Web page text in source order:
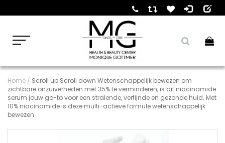
Home / Scroll up Scroll down Wetenschappelijk bewezen om
zichtbare onzuiverheden met 35% te verminderen, is dit niacinamide
serum jouw go-to voor een stralende, verfijnde en gezonde huid. Met
10% niacinamide is deze multi-actieve formule wetenschappelijk
bewezen